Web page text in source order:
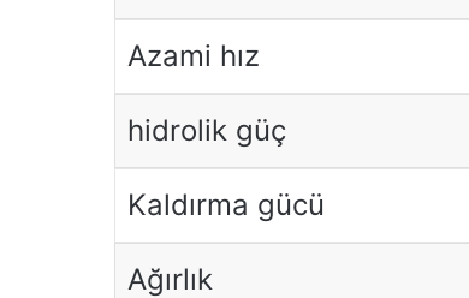
Azami hız
hidrolik güç
Kaldırma gücü
Ağırlık